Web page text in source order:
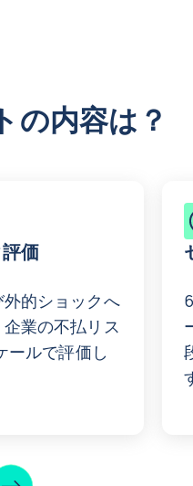
の内容は？
価
的ショックへ
業の不払リス
ールで評価し